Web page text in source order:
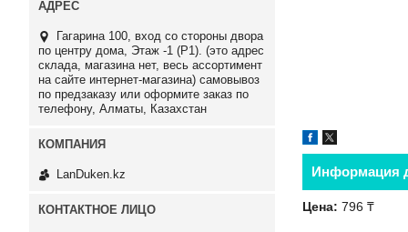
Информация
Цена: 796 ₸
Гагарина 100, вход со стороны двора
по центру дома, Этаж -1 (P1). (это адрес
склада, магазина нет, весь ассортимент
на сайте интернет-магазина) самовывоз
по предзаказу или оформите заказ по
телефону, Алматы, Казахстан
LanDuken.kz